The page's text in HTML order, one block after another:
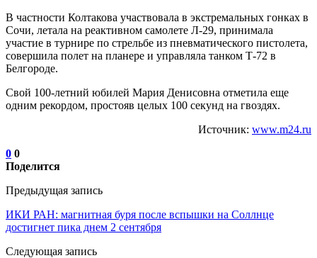
В частности Колтакова участвовала в экстремальных гонках в
Сочи, летала на реактивном самолете Л-29, принимала
участие в турнире по стрельбе из пневматического пистолета,
совершила полет на планере и управляла танком Т-72 в
Белгороде.
Свой 100-летний юбилей Мария Денисовна отметила еще
одним рекордом, простояв целых 100 секунд на гвоздях.
Источник: www.m24.ru
0 0
Поделится
Предыдущая запись
ИКИ РАН: магнитная буря после вспышки на Соллнце
достигнет пика днем 2 сентября
Следующая запись